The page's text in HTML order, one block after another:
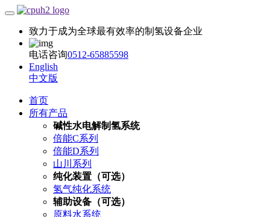
致力于成为全球最有效率的制氢设备企业
电话咨询0512-65885598
English
中文版
首页
所有产品
碱性水电解制氢系统
倍能C系列
倍能D系列
山川系列
纯化装置（可选）
氢气纯化系统
辅助设备（可选）
原料水系统